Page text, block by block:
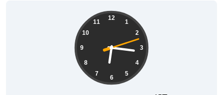
12
1
2
3
4
5
6
7
8
9
10
11